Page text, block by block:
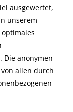
ausgewertet,
unserem
Die anonymen
allen durch